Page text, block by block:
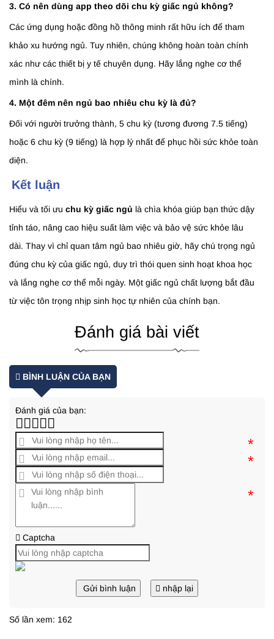
3. Có nên dùng app theo dõi chu kỳ giấc ngủ không?
Các ứng dụng hoặc đồng hồ thông minh rất hữu ích để tham
khảo xu hướng ngủ. Tuy nhiên, chúng không hoàn toàn chính
xác như các thiết bị y tế chuyên dụng. Hãy lắng nghe cơ thể
mình là chính.
4. Một đêm nên ngủ bao nhiêu chu kỳ là đủ?
Đối với người trưởng thành, 5 chu kỳ (tương đương 7.5 tiếng)
hoặc 6 chu kỳ (9 tiếng) là hợp lý nhất để phục hồi sức khỏe toàn
diện.
Kết luận
Hiểu và tối ưu chu kỳ giấc ngủ là chìa khóa giúp bạn thức dậy
tỉnh táo, nâng cao hiệu suất làm việc và bảo vệ sức khỏe lâu
dài. Thay vì chỉ quan tâm ngủ bao nhiêu giờ, hãy chú trọng ngủ
đúng chu kỳ của giấc ngủ, duy trì thói quen sinh hoạt khoa học
và lắng nghe cơ thể mỗi ngày. Một giấc ngủ chất lượng bắt đầu
từ việc tôn trọng nhịp sinh học tự nhiên của chính bạn.
Đánh giá bài viết
BÌNH LUẬN CỦA BẠN
Đánh giá của bạn:
*
*
*
Captcha
Gửi bình luận nhập lại
Số lần xem: 162